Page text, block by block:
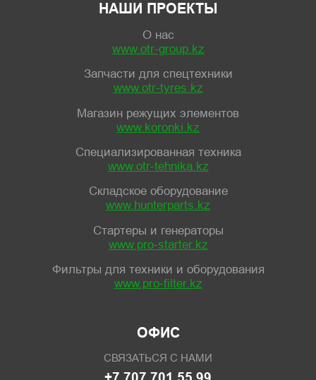
НАШИ ПРОЕКТЫ
О нас
www.otr-group.kz
Запчасти для спецтехники
www.otr-tyres.kz
Магазин режущих элементов
www.koronki.kz
Специализированная техника
www.otr-tehnika.kz
Складское оборудование
www.hunterparts.kz
Стартеры и генераторы
www.pro-starter.kz
Фильтры для техники и оборудования
www.pro-filter.kz
ОФИС
СВЯЗАТЬСЯ С НАМИ